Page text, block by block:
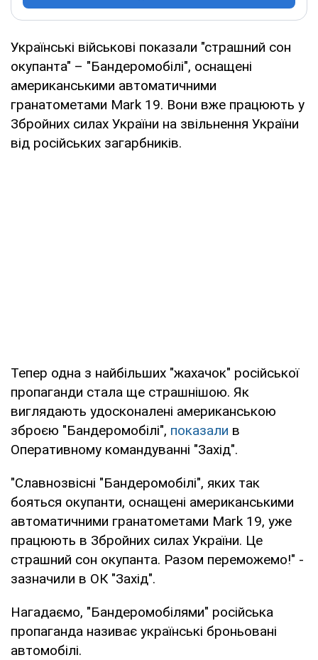
Українські військові показали "страшний сон
окупанта" – "Бандеромобілі", оснащені
американськими автоматичними
гранатометами Mark 19. Вони вже працюють у
Збройних силах України на звільнення України
від російських загарбників.
Тепер одна з найбільших "жахачок" російської
пропаганди стала ще страшнішою. Як
виглядають удосконалені американською
зброєю "Бандеромобілі", показали в
Оперативному командуванні "Захід".
"Славнозвісні "Бандеромобілі", яких так
бояться окупанти, оснащені американськими
автоматичними гранатометами Mark 19, уже
працюють в Збройних силах України. Це
страшний сон окупанта. Разом переможемо!" -
зазначили в ОК "Захід".
Нагадаємо, "Бандеромобілями" російська
пропаганда називає українські броньовані
автомобілі.